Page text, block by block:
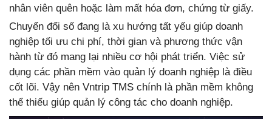
nhân viên quên hoặc làm mất hóa đơn, chứng từ giấy.
Chuyển đổi số đang là xu hướng tất yếu giúp doanh
nghiệp tối ưu chi phí, thời gian và phương thức vận
hành từ đó mang lại nhiều cơ hội phát triển. Việc sử
dụng các phần mềm vào quản lý doanh nghiệp là điều
cốt lõi. Vậy nên Vntrip TMS chính là phần mềm không
thể thiếu giúp quản lý công tác cho doanh nghiệp.